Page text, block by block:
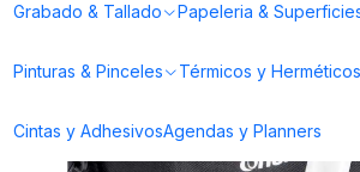
Grabado & Tallado Papeleria &
Pinturas & Pinceles Térmicos y Herméticos
Cintas y AdhesivosAgendas y Planners